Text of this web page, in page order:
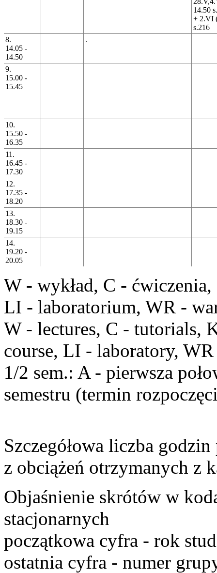
14.50
+ 2.VI
s.216
8.
14.05 -
14.50
.
9.
15.00 -
15.45
10.
15.50 -
16.35
11.
16.45 -
17.30
12.
17.35 -
18.20
13.
18.30 -
19.15
14.
19.20 -
20.05
W- wykład, C - ćwiczenia,
LI - laboratorium, WR -
W- lectures, C - tutorials,
course, LI - laboratory, WR
1/2 sem.: A- pierwsza
semestru (termin
Szczegółowa liczba
z obciążeń otrzymanych z
Objaśnienie skrótów w
stacjonarnych
początkowa cyfra - rok
ostatnia cyfra - numer